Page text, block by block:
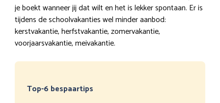
je boekt wanneer jij dat wilt en het is lekker spontaan. Er is
tijdens de schoolvakanties wel minder aanbod:
kerstvakantie, herfstvakantie, zomervakantie,
voorjaarsvakantie, meivakantie.
Top-6 bespaartips